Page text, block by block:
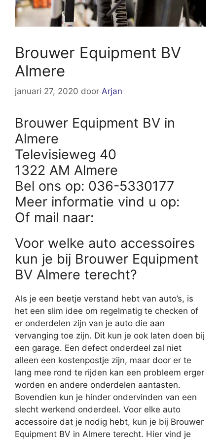
Brouwer Equipment BV
Almere
januari 27, 2020 door Arjan
Brouwer Equipment BV in
Almere
Televisieweg 40
1322 AM Almere
Bel ons op: 036-5330177
Meer informatie vind u op:
Of mail naar:
Voor welke auto accessoires
kun je bij Brouwer Equipment
BV Almere terecht?
Als je een beetje verstand hebt van auto’s, is
het een slim idee om regelmatig te checken of
er onderdelen zijn van je auto die aan
vervanging toe zijn. Dit kun je ook laten doen bij
een garage. Een defect onderdeel zal niet
alleen een kostenpostje zijn, maar door er te
lang mee rond te rijden kan een probleem erger
worden en andere onderdelen aantasten.
Bovendien kun je hinder ondervinden van een
slecht werkend onderdeel. Voor elke auto
accessoire dat je nodig hebt, kun je bij Brouwer
Equipment BV in Almere terecht. Hier vind je